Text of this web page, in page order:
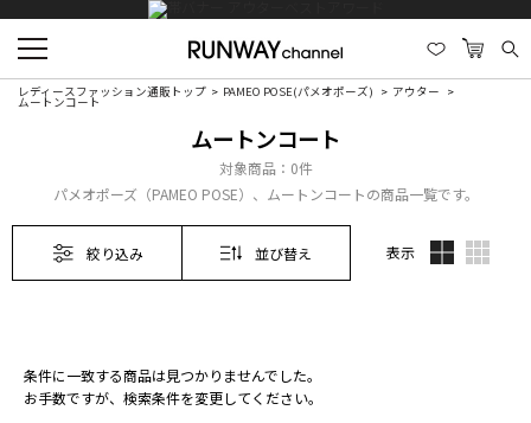
レディースファッション通販トップ PAMEO POSE(パメオポーズ) アウター
ムートンコート
ムートンコート
対象商品： 0件
パメオポーズ（PAMEO POSE）、ムートンコートの商品一覧です。
絞り込み 並び替え 表示
条件に一致する商品は見つかりませんでした。
お手数ですが、検索条件を変更してください。